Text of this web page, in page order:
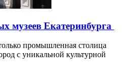
музеев Екатеринбурга
промышленная столица
с уникальной культурной